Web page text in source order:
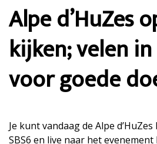
Alpe d’HuZes
kijken; velen
voor goede
Je kunt vandaag de Alpe
SBS6 en live naar het